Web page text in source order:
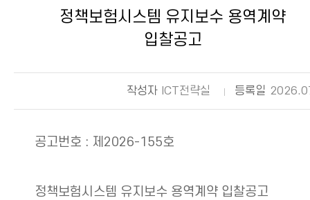
정책보험시스템 유지보수 용역계약
입찰공고
작성자 ICT전략실 등록일
공고번호 : 제2026-155호
정책보험시스템 유지보수 용역계약 입찰공고